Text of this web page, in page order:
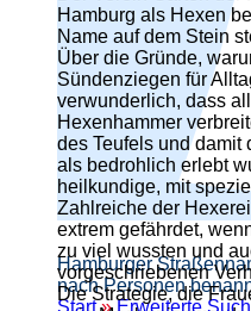
Hamburger
nach Personen
Start»Erweiterte
Hamburg als Hexen
Name auf dem Stein
Über die Gründe,
Sündenziegen für
verwunderlich, dass
Hexenhammer
des Teufels und
als bedrohlich erlebt
heilkundige, mit
Zahlreiche der
extrem gefährdet,
zu viel wussten und
vorgeschriebenen
Die Strategie, die